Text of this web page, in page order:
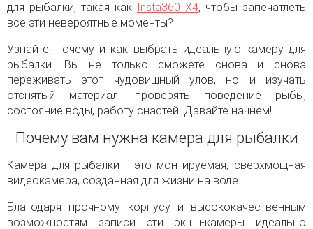
для рыбалки, такая как Insta360 X4, чтобы запечатлеть
все эти невероятные моменты?
Узнайте, почему и как выбрать идеальную камеру для
рыбалки. Вы не только сможете снова и снова
переживать этот чудовищный улов, но и изучать
отснятый материал: проверять поведение рыбы,
состояние воды, работу снастей. Давайте начнем!
Почему вам нужна камера для рыбалки
Камера для рыбалки - это монтируемая, сверхмощная
видеокамера, созданная для жизни на воде.
Благодаря прочному корпусу и высококачественным
возможностям записи эти экшн-камеры идеально